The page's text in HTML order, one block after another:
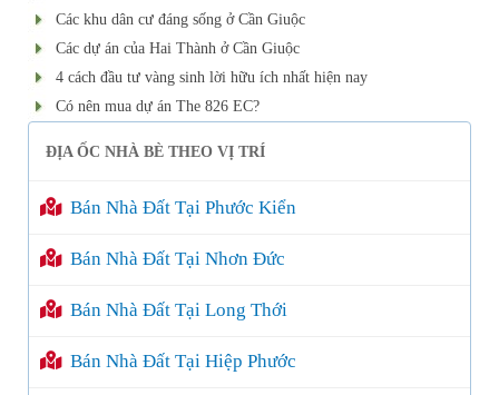
Các khu dân cư đáng sống ở Cần Giuộc
Các dự án của Hai Thành ở Cần Giuộc
4 cách đầu tư vàng sinh lời hữu ích nhất hiện nay
Có nên mua dự án The 826 EC?
ĐỊA ỐC NHÀ BÈ THEO VỊ TRÍ
Bán Nhà Đất Tại Phước Kiển
Bán Nhà Đất Tại Nhơn Đức
Bán Nhà Đất Tại Long Thới
Bán Nhà Đất Tại Hiệp Phước